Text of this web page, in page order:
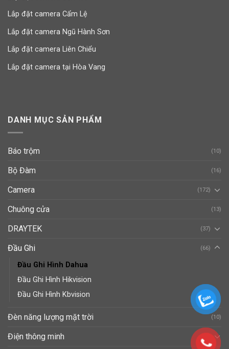
Lắp đặt camera Cẩm Lệ
Lắp đặt camera Ngũ Hành Sơn
Lắp đặt camera Liên Chiểu
Lắp đặt camera tại Hòa Vang
DANH MỤC SẢN PHẨM
Báo trộm (10)
Bộ Đàm (16)
Camera (172)
Chuông cửa (13)
DRAYTEK (37)
Đầu Ghi (66)
Đầu Ghi Hình Dahua
Đầu Ghi Hình Hikvision
Đầu Ghi Hình Kbvision
Đèn năng lượng mặt trời (10)
Điện thông minh (40)